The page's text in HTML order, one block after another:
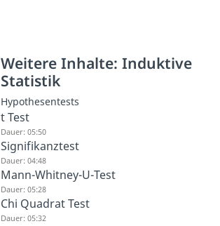
Weitere Inhalte: Induktive
Statistik
Hypothesentests
t Test
Dauer: 05:50
Signifikanztest
Dauer: 04:48
Mann-Whitney-U-Test
Dauer: 05:28
Chi Quadrat Test
Dauer: 05:32